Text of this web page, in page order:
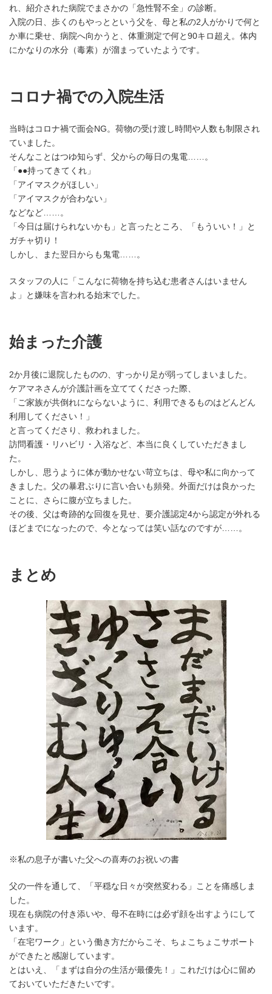
れ、紹介された病院でまさかの「急性腎不全」の診断。
入院の日、歩くのもやっとという父を、母と私の2人がかりで何と
か車に乗せ、病院へ向かうと、体重測定で何と90キロ超え。体内
にかなりの水分（毒素）が溜まっていたようです。
コロナ禍での入院生活
当時はコロナ禍で面会NG。荷物の受け渡し時間や人数も制限され
ていました。
そんなことはつゆ知らず、父からの毎日の鬼電……。
「●●持ってきてくれ」
「アイマスクがほしい」
「アイマスクが合わない」
などなど……。
「今日は届けられないかも」と言ったところ、「もういい！」と
ガチャ切り！
しかし、また翌日からも鬼電……。
スタッフの人に「こんなに荷物を持ち込む患者さんはいません
よ」と嫌味を言われる始末でした。
始まった介護
2か月後に退院したものの、すっかり足が弱ってしまいました。
ケアマネさんが介護計画を立ててくださった際、
「ご家族が共倒れにならないように、利用できるものはどんどん
利用してください！」
と言ってくださり、救われました。
訪問看護・リハビリ・入浴など、本当に良くしていただきまし
た。
しかし、思うように体が動かせない苛立ちは、母や私に向かって
きました。父の暴君ぶりに言い合いも頻発。外面だけは良かった
ことに、さらに腹が立ちました。
その後、父は奇跡的な回復を見せ、要介護認定4から認定が外れる
ほどまでになったので、今となっては笑い話なのですが……。
まとめ
※私の息子が書いた父への喜寿のお祝いの書
父の一件を通して、「平穏な日々が突然変わる」ことを痛感しま
した。
現在も病院の付き添いや、母不在時には必ず顔を出すようにして
います。
「在宅ワーク」という働き方だからこそ、ちょこちょこサポート
ができたと感謝しています。
とはいえ、「まずは自分の生活が最優先！」これだけは心に留め
ておいていただきたいです。